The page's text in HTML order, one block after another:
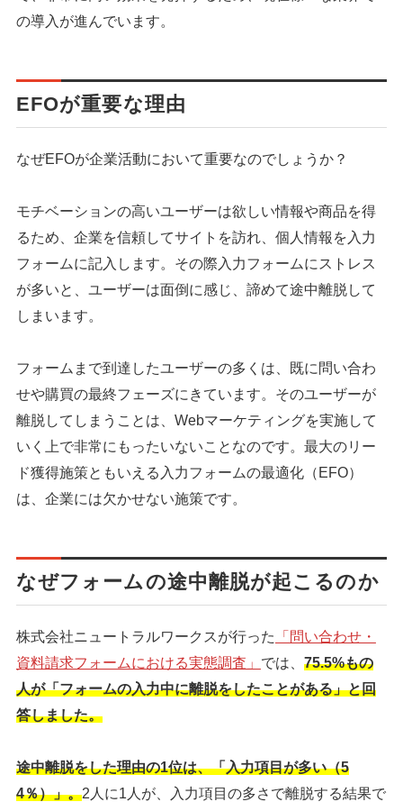
の導入が進んでいます。
EFOが重要な理由
なぜEFOが企業活動において重要なのでしょうか？
モチベーションの高いユーザーは欲しい情報や商品を得
るため、企業を信頼してサイトを訪れ、個人情報を入力
フォームに記入します。その際入力フォームにストレス
が多いと、ユーザーは面倒に感じ、諦めて途中離脱して
しまいます。
フォームまで到達したユーザーの多くは、既に問い合わ
せや購買の最終フェーズにきています。そのユーザーが
離脱してしまうことは、Webマーケティングを実施して
いく上で非常にもったいないことなのです。最大のリー
ド獲得施策ともいえる入力フォームの最適化（EFO）
は、企業には欠かせない施策です。
なぜフォームの途中離脱が起こるのか
株式会社ニュートラルワークスが行った
「問い合わせ・
資料請求フォームにおける実態調査」 では、 75.5%もの
人が「フォームの入力中に離脱をしたことがある」と回
答しました。
途中離脱をした理由の1位は、「入力項目が多い（5
4％）」。2人に1人が、入力項目の多さで離脱する結果で